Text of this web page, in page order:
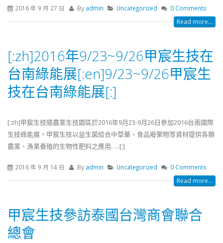
2016 年 9 月 27 日 By admin Uncategorized 0 Comments
Read more...
[:zh]2016年9/23~9/26甲宸生技在
台南綠能展[:en]9/23~9/26甲宸生
技在台南綠能展[:]
[:zh]甲宸生技隨農業生技園區於2016年9月23-9月26日參加2016台南國際
生技綠能展，甲宸生技以益生菌結合中草藥、食品廢棄物等資材提供各類
農業、漁業養殖的生物性肥料之應用…..[:]
2016 年 9 月 14 日 By admin Uncategorized 0 Comments
Read more...
甲宸生技參訪泰國台灣商會聯合
總會